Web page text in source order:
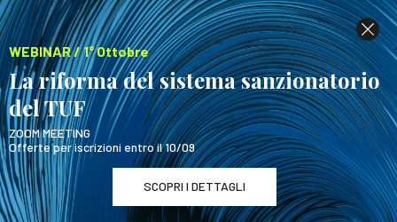
WEBINAR / 1° Ottobre
La riforma del sistema sanzionatorio
del TUF
ZOOM MEETING
Offerte per iscrizioni entro il 10/09
SCOPRI I DETTAGLI